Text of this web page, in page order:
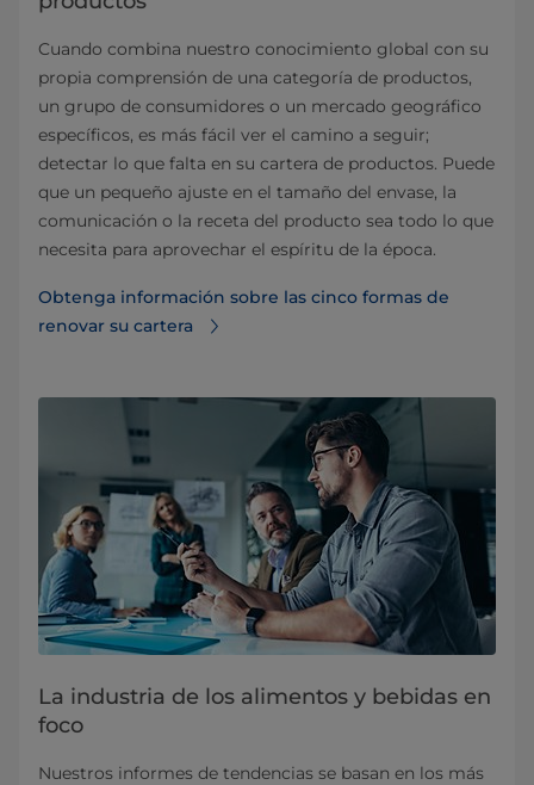
Cuando combina nuestro conocimiento global con su
propia comprensión de una categoría de productos,
un grupo de consumidores o un mercado geográfico
específicos, es más fácil ver el camino a seguir;
detectar lo que falta en su cartera de productos. Puede
que un pequeño ajuste en el tamaño del envase, la
comunicación o la receta del producto sea todo lo que
necesita para aprovechar el espíritu de la época.
Obtenga información sobre las cinco formas de
renovar su cartera
La industria de los alimentos y bebidas en
foco
Nuestros informes de tendencias se basan en los más